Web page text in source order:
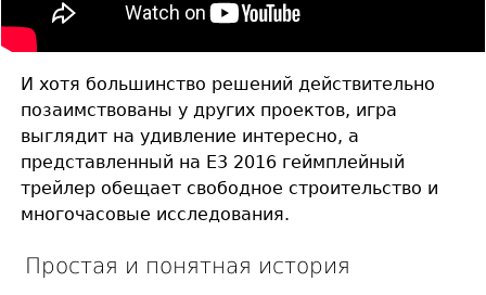
И хотя большинство решений действительно
позаимствованы у других проектов, игра
выглядит на удивление интересно, а
представленный на E3 2016 геймплейный
трейлер обещает свободное строительство и
многочасовые исследования.
Простая и понятная история